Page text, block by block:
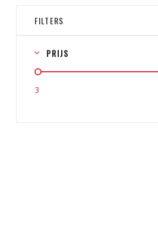
FILTERS
PRIJS
3